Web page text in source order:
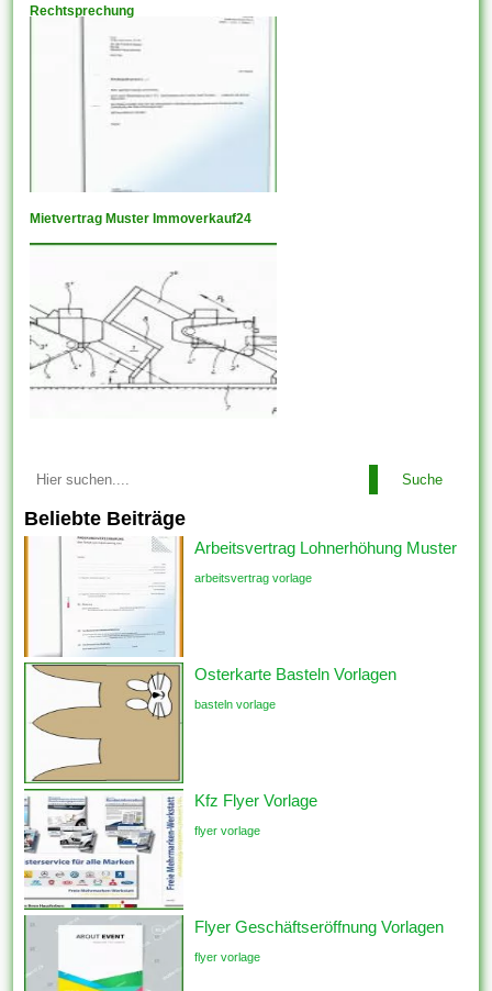
Rechtsprechung
Mietvertrag Muster Immoverkauf24
Suche
Beliebte Beiträge
Arbeitsvertrag Lohnerhöhung Muster
arbeitsvertrag vorlage
Osterkarte Basteln Vorlagen
basteln vorlage
Kfz Flyer Vorlage
flyer vorlage
Flyer Geschäftseröffnung Vorlagen
flyer vorlage